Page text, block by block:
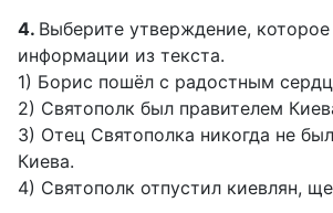
4. Выберите утверждение,
информации из текста.
1) Борис пошёл с радостным
2) Святополк был правителем
3) Отец Святополка никогда не
Киева.
4) Святополк отпустил киевлян,